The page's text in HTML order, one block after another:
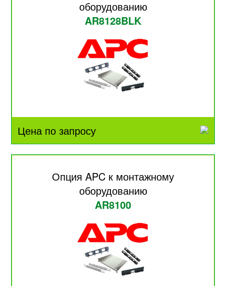
оборудованию
AR8128BLK
Цена по запросу
Опция APC к монтажному
оборудованию
AR8100